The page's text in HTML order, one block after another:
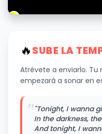
🔥SUBE LA
Atrévete a enviarlo. Tu
empezará a sonar en
""Tonight, I wanna
In the darkness,
And tonight, I